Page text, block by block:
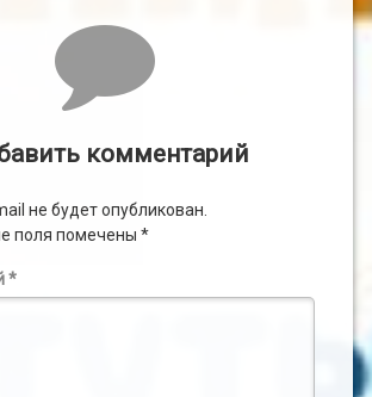
комментарий
не будет опубликован.
поля помечены *
*